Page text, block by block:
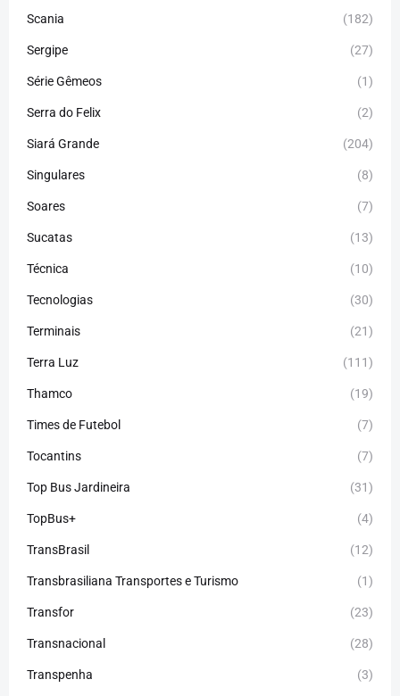
Scania (182)
Sergipe (27)
Série Gêmeos (1)
Serra do Felix (2)
Siará Grande (204)
Singulares (8)
Soares (7)
Sucatas (13)
Técnica (10)
Tecnologias (30)
Terminais (21)
Terra Luz (111)
Thamco (19)
Times de Futebol (7)
Tocantins (7)
Top Bus Jardineira (31)
TopBus+ (4)
TransBrasil (12)
Transbrasiliana Transportes e Turismo (1)
Transfor (23)
Transnacional (28)
Transpenha (3)